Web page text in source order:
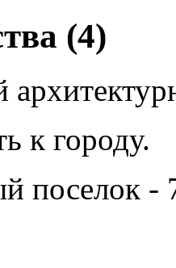
(4)
к городу.
поселок -